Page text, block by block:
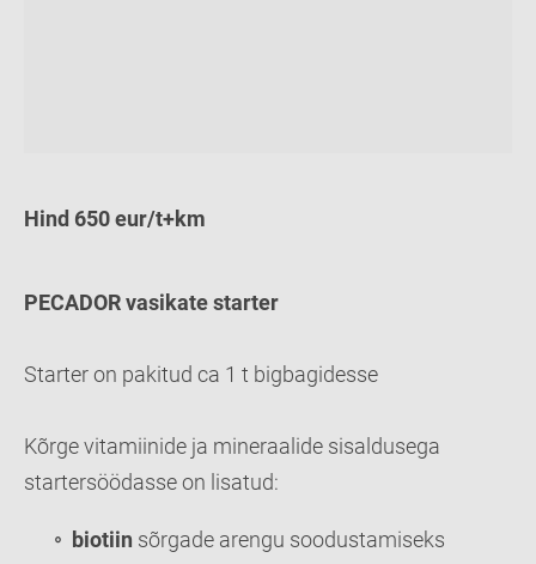
Hind 650 eur/t+km
PECADOR vasikate starter
Starter on pakitud ca 1 t bigbagidesse
Kõrge vitamiinide ja mineraalide sisaldusega
startersöödasse on lisatud:
biotiin sõrgade arengu soodustamiseks